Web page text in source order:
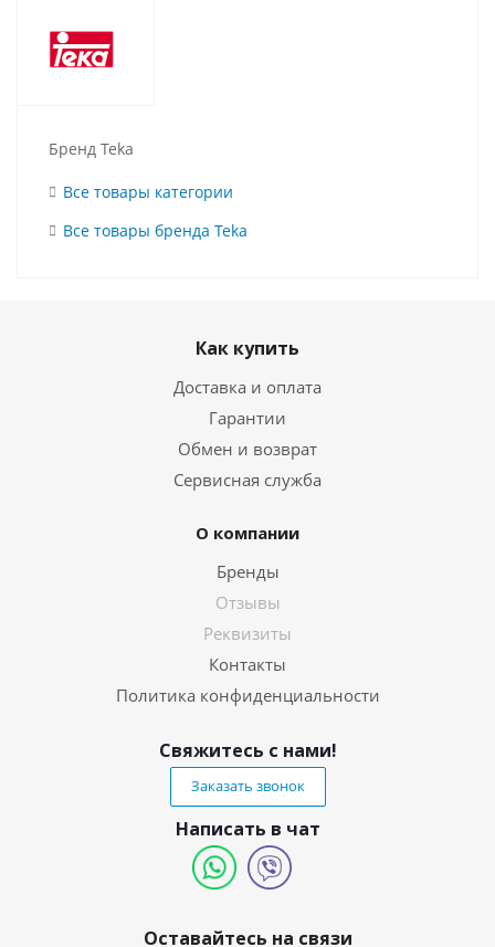
Бренд Teka
Все товары категории
Все товары бренда Teka
Как купить
Доставка и оплата
Гарантии
Обмен и возврат
Сервисная служба
О компании
Бренды
Отзывы
Реквизиты
Контакты
Политика конфиденциальности
Свяжитесь с нами!
Заказать звонок
Написать в чат
Оставайтесь на связи